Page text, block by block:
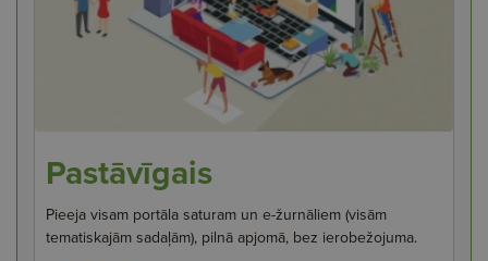
Pastāvīgais
Pieeja visam portāla saturam un e-žurnāliem (visām
tematiskajām sadaļām), pilnā apjomā, bez ierobežojuma.